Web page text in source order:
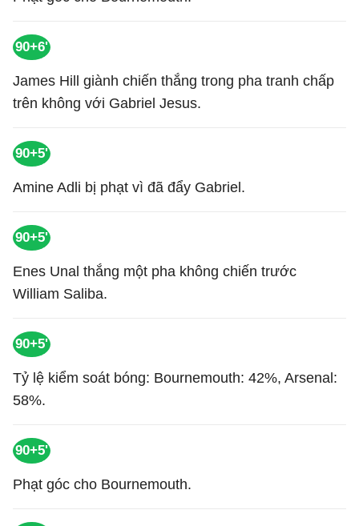
90+6'
James Hill giành chiến thắng trong pha tranh chấp
trên không với Gabriel Jesus.
90+5'
Amine Adli bị phạt vì đã đẩy Gabriel.
90+5'
Enes Unal thắng một pha không chiến trước
William Saliba.
90+5'
Tỷ lệ kiểm soát bóng: Bournemouth: 42%, Arsenal:
58%.
90+5'
Phạt góc cho Bournemouth.